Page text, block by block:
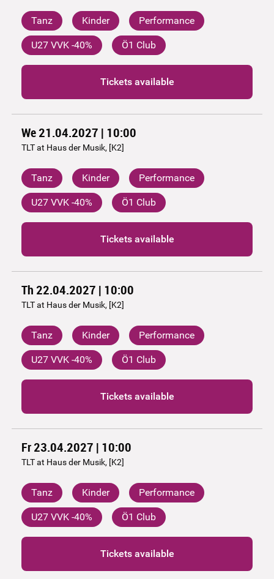
Tanz Kinder Performance
U27 VVK -40% Ö1 Club
Tickets available
We 21.04.2027 | 10:00
TLT at Haus der Musik, [K2]
Tanz Kinder Performance
U27 VVK -40% Ö1 Club
Tickets available
Th 22.04.2027 | 10:00
TLT at Haus der Musik, [K2]
Tanz Kinder Performance
U27 VVK -40% Ö1 Club
Tickets available
Fr 23.04.2027 | 10:00
TLT at Haus der Musik, [K2]
Tanz Kinder Performance
U27 VVK -40% Ö1 Club
Tickets available